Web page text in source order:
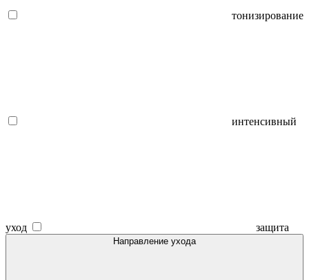
тонизирование
интенсивный
уход защита
Направление ухода